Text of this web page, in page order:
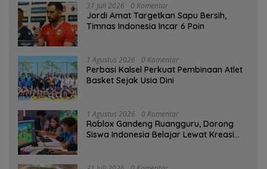
31 Juli 2026 0 Komentar
Jordi Amat Targetkan Sapu Bersih,
Timnas Indonesia Incar 6 Poin
1 Agustus 2026 0 Komentar
Perbasi Kalsel Perkuat Pembinaan Atlet
Basket Sejak Usia Dini
1 Agustus 2026 0 Komentar
Roblox Gandeng Ruangguru, Dorong
Siswa Indonesia Belajar Lewat Kreasi